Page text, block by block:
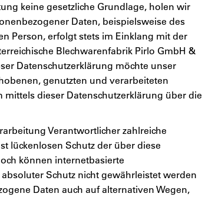
keine gesetzliche Grundlage, holen wir
Daten, beispielsweise des
Person, erfolgt stets im Einklang mit der
Blechwarenfabrik Pirlo GmbH &
Datenschutzerklärung möchte unser
genutzten und verarbeiteten
dieser Datenschutzerklärung über die
Verantwortlicher zahlreiche
lückenlosen Schutz der über diese
können internetbasierte
Schutz nicht gewährleistet werden
Daten auch auf alternativen Wegen,